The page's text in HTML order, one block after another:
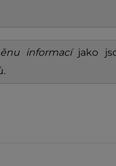
informacíjako